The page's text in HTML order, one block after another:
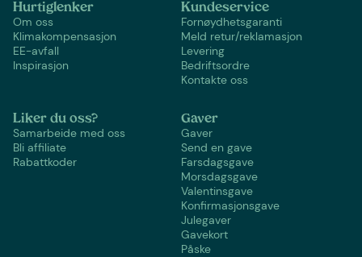
Hurtiglenker
Om oss
Klimakompensasjon
EE-avfall
Inspirasjon
Kundeservice
Fornøydhetsgaranti
Meld retur/reklamasjon
Levering
Bedriftsordre
Kontakte oss
Liker du oss?
Samarbeide med oss
Bli affiliate
Rabattkoder
Gaver
Gaver
Send en gave
Farsdagsgave
Morsdagsgave
Valentinsgave
Konfirmasjonsgave
Julegaver
Gavekort
Påske